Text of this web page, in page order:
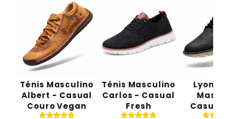
Ténis Masculino
Albert - Casual
Couro Vegan
Ténis Masculino
Carlos - Casual
Fresh
Lyon -
Casual